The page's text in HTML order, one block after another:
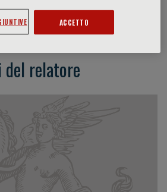
del relatore
ACCETTO